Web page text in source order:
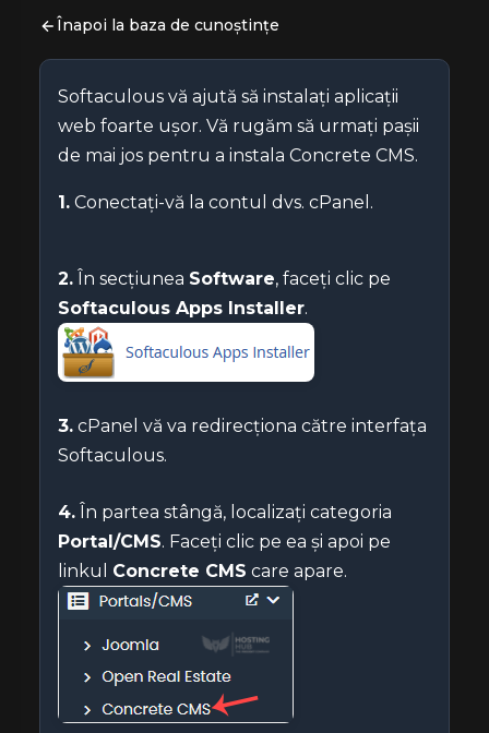
Înapoi la baza de cunoștințe
Softaculous vă ajută să instalați aplicații
web foarte ușor. Vă rugăm să urmați pașii
de mai jos pentru a instala Concrete CMS.
1. Conectați-vă la contul dvs. cPanel.
2. În secțiunea Software, faceți clic pe
Softaculous Apps Installer.
3. cPanel vă va redirecționa către interfața
Softaculous.
4. În partea stângă, localizați categoria
Portal/CMS. Faceți clic pe ea și apoi pe
linkul Concrete CMS care apare.